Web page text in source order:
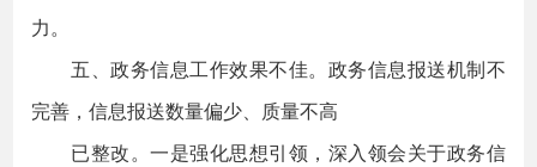
力。
五、政务信息工作效果不佳。政务信息报送机制不
完善，信息报送数量偏少、质量不高
已整改。一是强化思想引领，深入领会关于政务信